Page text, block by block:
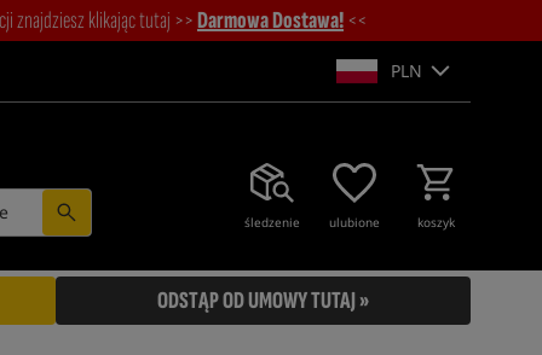
znajdziesz klikając tutaj >>Darmowa Dostawa! <<
PLN
śledzenie ulubione koszyk
ODSTĄP OD UMOWY TUTAJ »